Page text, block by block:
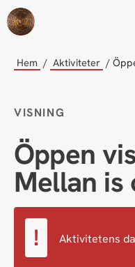
Hoppa
till
Hem Aktiviteter
VISNING
Öppen
Mellan is
Aktivitetens